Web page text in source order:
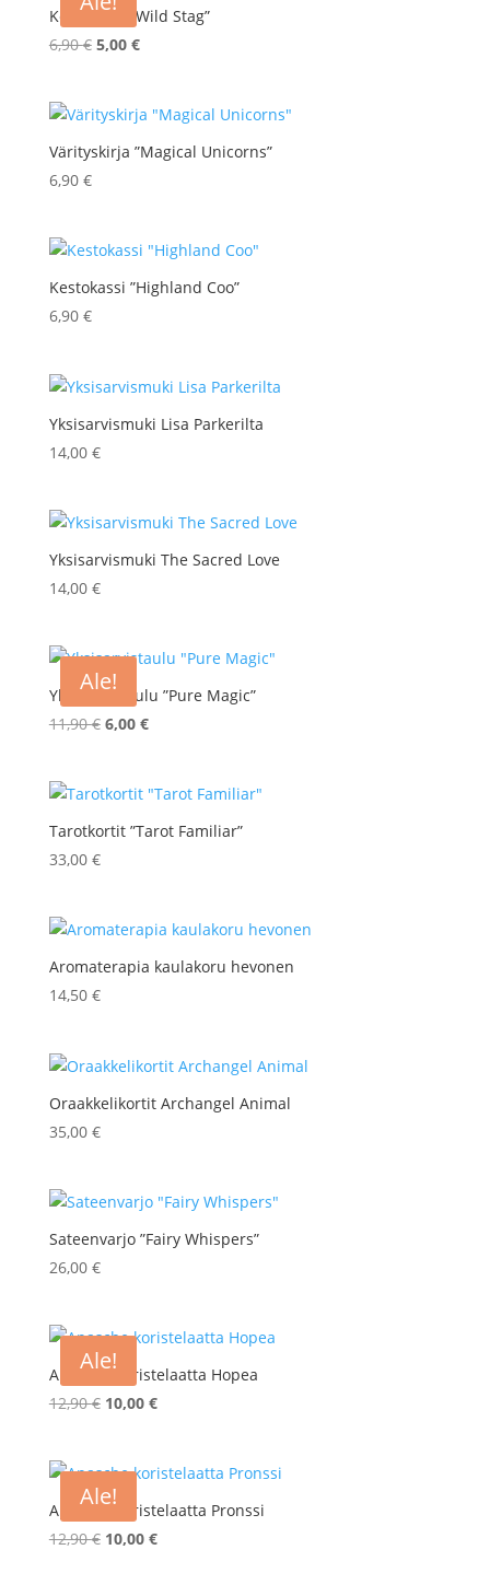
Kestokassi ”Wild Stag”
6,90€ Alkuperäinen
6,90 €.
5,00 €Nykyinen
5,00 €.
Värityskirja ”Magical Unicorns”
6,90 €
Kestokassi ”Highland Coo”
6,90 €
Yksisarvismuki Lisa Parkerilta
14,00 €
Yksisarvismuki The Sacred Love
14,00 €
Ale!
Yksisarvistaulu ”Pure Magic”
11,90€ Alkuperäinen
11,90 €.
6,00 €Nykyinen
6,00 €.
Tarotkortit ”Tarot Familiar”
33,00 €
Aromaterapia kaulakoru hevonen
14,50 €
Oraakkelikortit Archangel Animal
35,00 €
Sateenvarjo ”Fairy Whispers”
26,00 €
Ale!
Apasche koristelaatta Hopea
12,90€ Alkuperäinen
12,90 €.
10,00 €Nykyinen
10,00 €.
Ale!
Apasche koristelaatta Pronssi
12,90€ Alkuperäinen
10,00 €Nykyinen